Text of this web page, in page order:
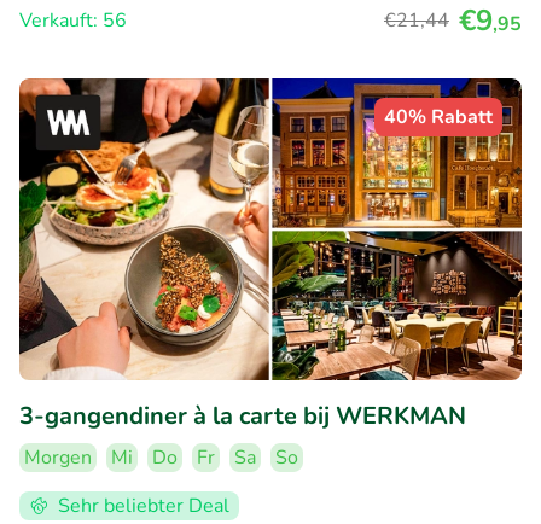
Verkauft: 56
€21,44 €9,95
40% Rabatt
3-gangendiner à la carte bij WERKMAN
Morgen Mi Do Fr Sa
So
Sehr beliebter Deal